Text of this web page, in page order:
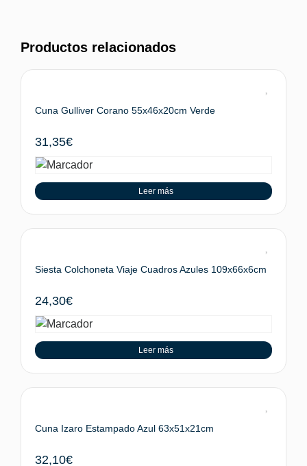
Productos relacionados
Cuna Gulliver Corano 55x46x20cm Verde
31,35€
Leer más
Siesta Colchoneta Viaje Cuadros Azules 109x66x6cm
24,30€
Leer más
Cuna Izaro Estampado Azul 63x51x21cm
32,10€